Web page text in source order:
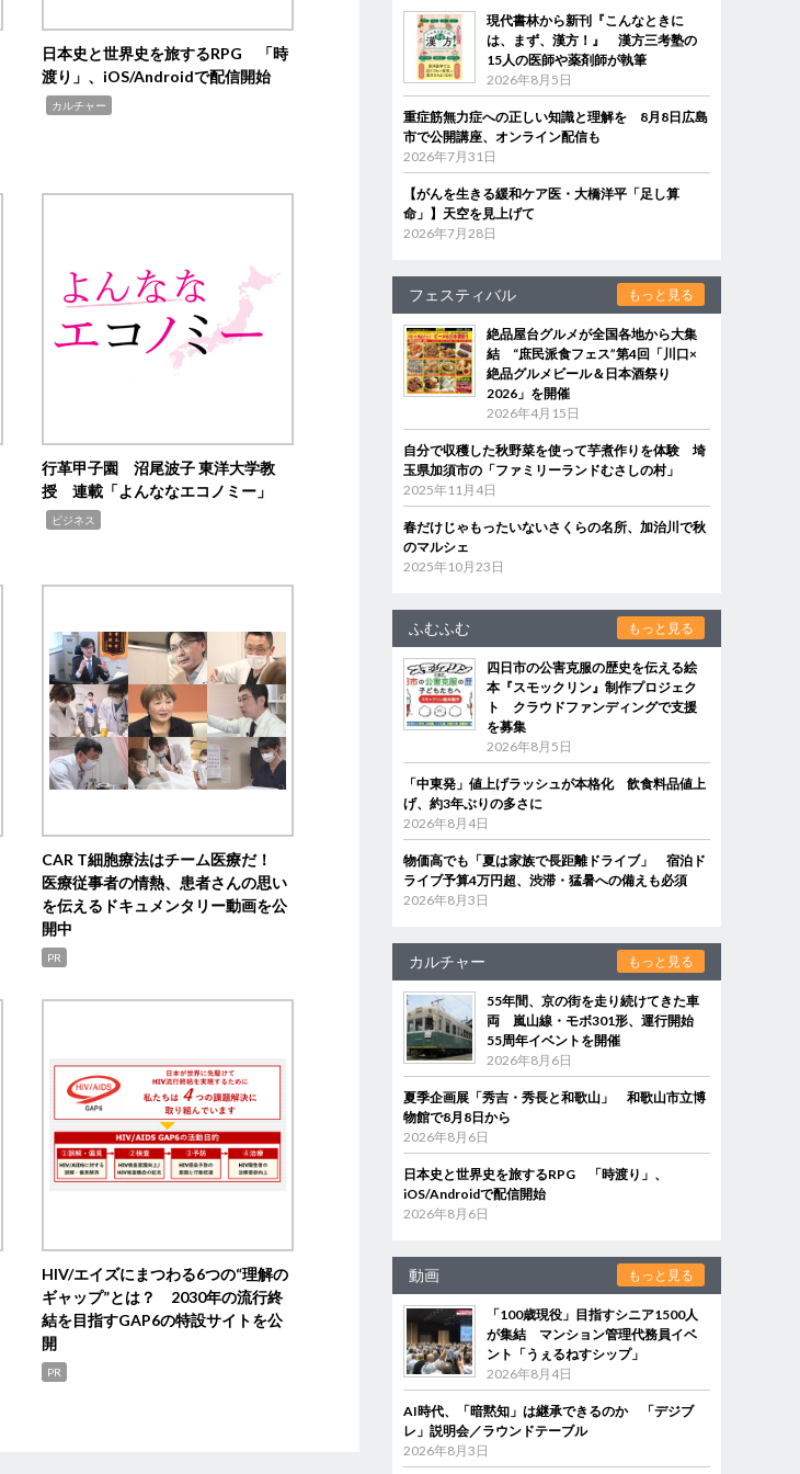
日本史と世界史を旅するRPG 「時
渡り」、iOS/Androidで配信開始
カルチャー
行革甲子園 沼尾波子 東洋大学教
授 連載「よんななエコノミー」
ビジネス
CAR T細胞療法はチーム医療だ！
医療従事者の情熱、患者さんの思い
を伝えるドキュメンタリー動画を公
開中
PR
HIV/エイズにまつわる6つの“理解の
ギャップ”とは？ 2030年の流行終
結を目指すGAP6の特設サイトを公
開
PR
現代書林から新刊『こんなときに
は、まず、漢方！』 漢方三考塾の
15人の医師や薬剤師が執筆
2026年8月5日
重症筋無力症への正しい知識と理解を 8月8日広島
市で公開講座、オンライン配信も
2026年7月31日
【がんを生きる緩和ケア医・大橋洋平「足し算
命」】天空を見上げて
2026年7月28日
フェスティバル もっと見る
絶品屋台グルメが全国各地から大集
結 “庶民派食フェス”第4回「川口×
絶品グルメビール＆日本酒祭り
2026」を開催
2026年4月15日
自分で収穫した秋野菜を使って芋煮作りを体験 埼
玉県加須市の「ファミリーランドむさしの村」
2025年11月4日
春だけじゃもったいないさくらの名所、加治川で秋
のマルシェ
2025年10月23日
ふむふむ もっと見る
四日市の公害克服の歴史を伝える絵
本『スモックリン』制作プロジェク
ト クラウドファンディングで支援
を募集
2026年8月5日
「中東発」値上げラッシュが本格化 飲食料品値上
げ、約3年ぶりの多さに
2026年8月4日
物価高でも「夏は家族で長距離ドライブ」 宿泊ド
ライブ予算4万円超、渋滞・猛暑への備えも必須
2026年8月3日
カルチャー もっと見る
55年間、京の街を走り続けてきた車
両 嵐山線・モボ301形、運行開始
55周年イベントを開催
2026年8月6日
夏季企画展「秀吉・秀長と和歌山」 和歌山市立博
物館で8月8日から
2026年8月6日
日本史と世界史を旅するRPG 「時渡り」、
iOS/Androidで配信開始
2026年8月6日
動画 もっと見る
「100歳現役」目指すシニア1500人
が集結 マンション管理代務員イベ
ント「うぇるねすシップ」
2026年8月4日
AI時代、「暗黙知」は継承できるのか 「デジブ
レ」説明会／ラウンドテーブル
2026年8月3日